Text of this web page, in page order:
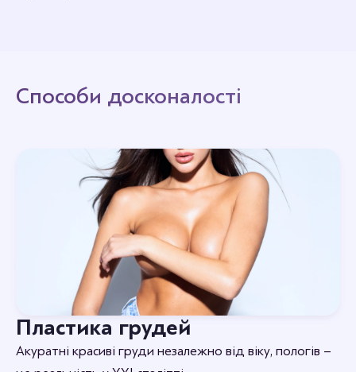
Способи досконалості
Пластика грудей
Акуратні красиві груди незалежно від віку, пологів –